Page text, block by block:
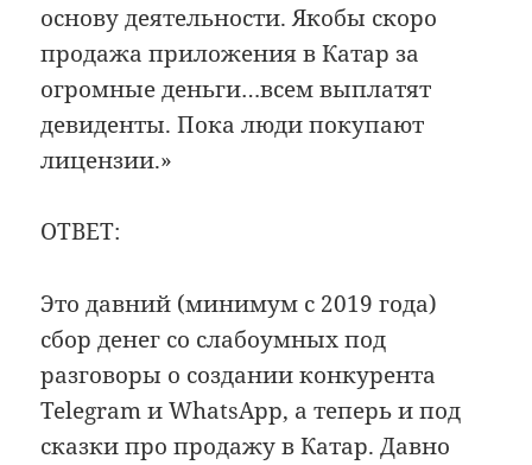
основу деятельности. Якобы скоро
продажа приложения в Катар за
огромные деньги…всем выплатят
девиденты. Пока люди покупают
лицензии.»
ОТВЕТ:
Это давний (минимум с 2019 года)
сбор денег со слабоумных под
разговоры о создании конкурента
Telegram и WhatsApp, а теперь и под
сказки про продажу в Катар. Давно